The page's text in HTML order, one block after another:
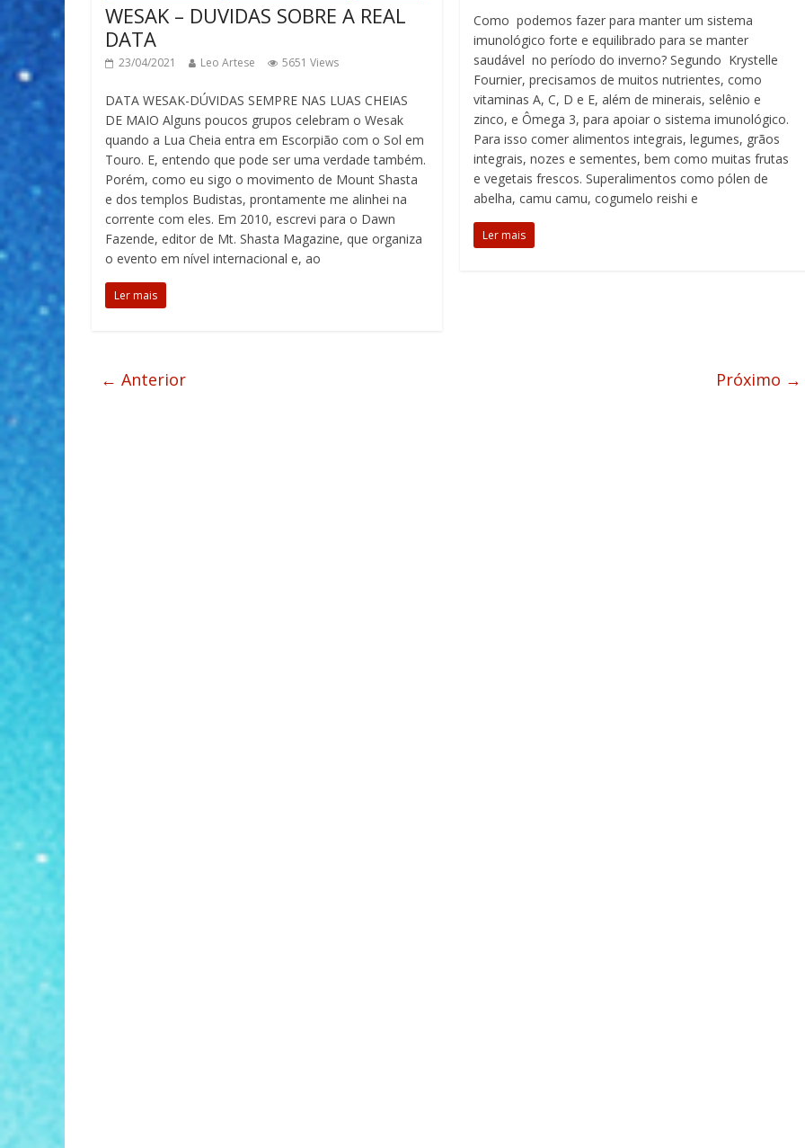
WESAK – DUVIDAS SOBRE A REAL
DATA
23/04/2021 Leo Artese 5651 Views
DATA WESAK-DÚVIDAS SEMPRE NAS LUAS CHEIAS
DE MAIO Alguns poucos grupos celebram o Wesak
quando a Lua Cheia entra em Escorpião com o Sol em
Touro. E, entendo que pode ser uma verdade também.
Porém, como eu sigo o movimento de Mount Shasta
e dos templos Budistas, prontamente me alinhei na
corrente com eles. Em 2010, escrevi para o Dawn
Fazende, editor de Mt. Shasta Magazine, que organiza
o evento em nível internacional e, ao
Ler mais
Como podemos fazer para manter um sistema
imunológico forte e equilibrado para se manter
saudável no período do inverno? Segundo Krystelle
Fournier, precisamos de muitos nutrientes, como
vitaminas A, C, D e E, além de minerais, selênio e
zinco, e Ômega 3, para apoiar o sistema imunológico.
Para isso comer alimentos integrais, legumes, grãos
integrais, nozes e sementes, bem como muitas frutas
e vegetais frescos. Superalimentos como pólen de
abelha, camu camu, cogumelo reishi e
Ler mais
← Anterior Próximo →